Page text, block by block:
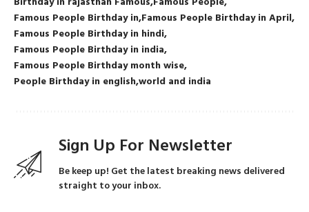
Famous People Birthday in Famous People Birthday in April
Famous People Birthday in hindi
Famous People Birthday in india
Famous People Birthday month wise
People Birthday in englishworld and india
Sign Up For Newsletter
Be keep up! Get the latest breaking news delivered
straight to your inbox.